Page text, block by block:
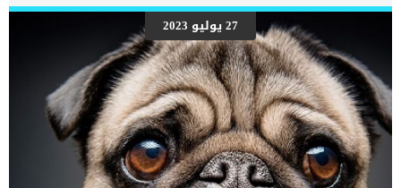
27 يوليو 2023